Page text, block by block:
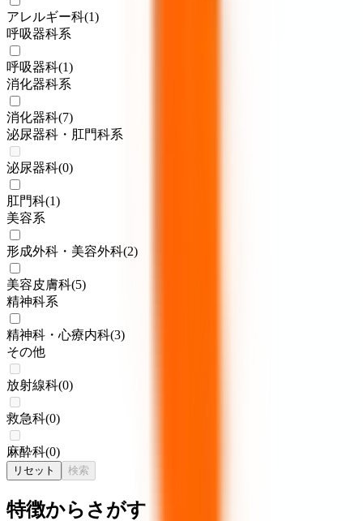
アレルギー科(1)
呼吸器科系
呼吸器科(1)
消化器科系
消化器科(7)
泌尿器科・肛門科系
泌尿器科(0)
肛門科(1)
美容系
形成外科・美容外科(2)
美容皮膚科(5)
精神科系
精神科・心療内科(3)
その他
放射線科(0)
救急科(0)
麻酔科(0)
リセット 検索
特徴からさがす